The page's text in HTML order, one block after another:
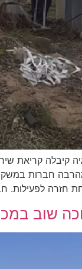
קיבלה קריאת
חברות במשק,
שוב